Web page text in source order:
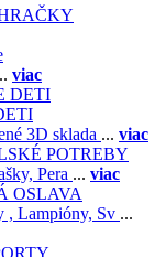
viac
3D sklada ... viac
POTREBY
Pera ... viac
OSLAVA
, Lampióny, Sv ...